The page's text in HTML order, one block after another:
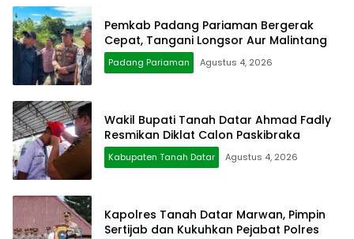
Pemkab Padang Pariaman Bergerak
Cepat, Tangani Longsor Aur Malintang
Padang Pariaman Agustus 4, 2026
Wakil Bupati Tanah Datar Ahmad Fadly
Resmikan Diklat Calon Paskibraka
Kabupaten Tanah Datar Agustus 4, 2026
Kapolres Tanah Datar Marwan, Pimpin
Sertijab dan Kukuhkan Pejabat Polres